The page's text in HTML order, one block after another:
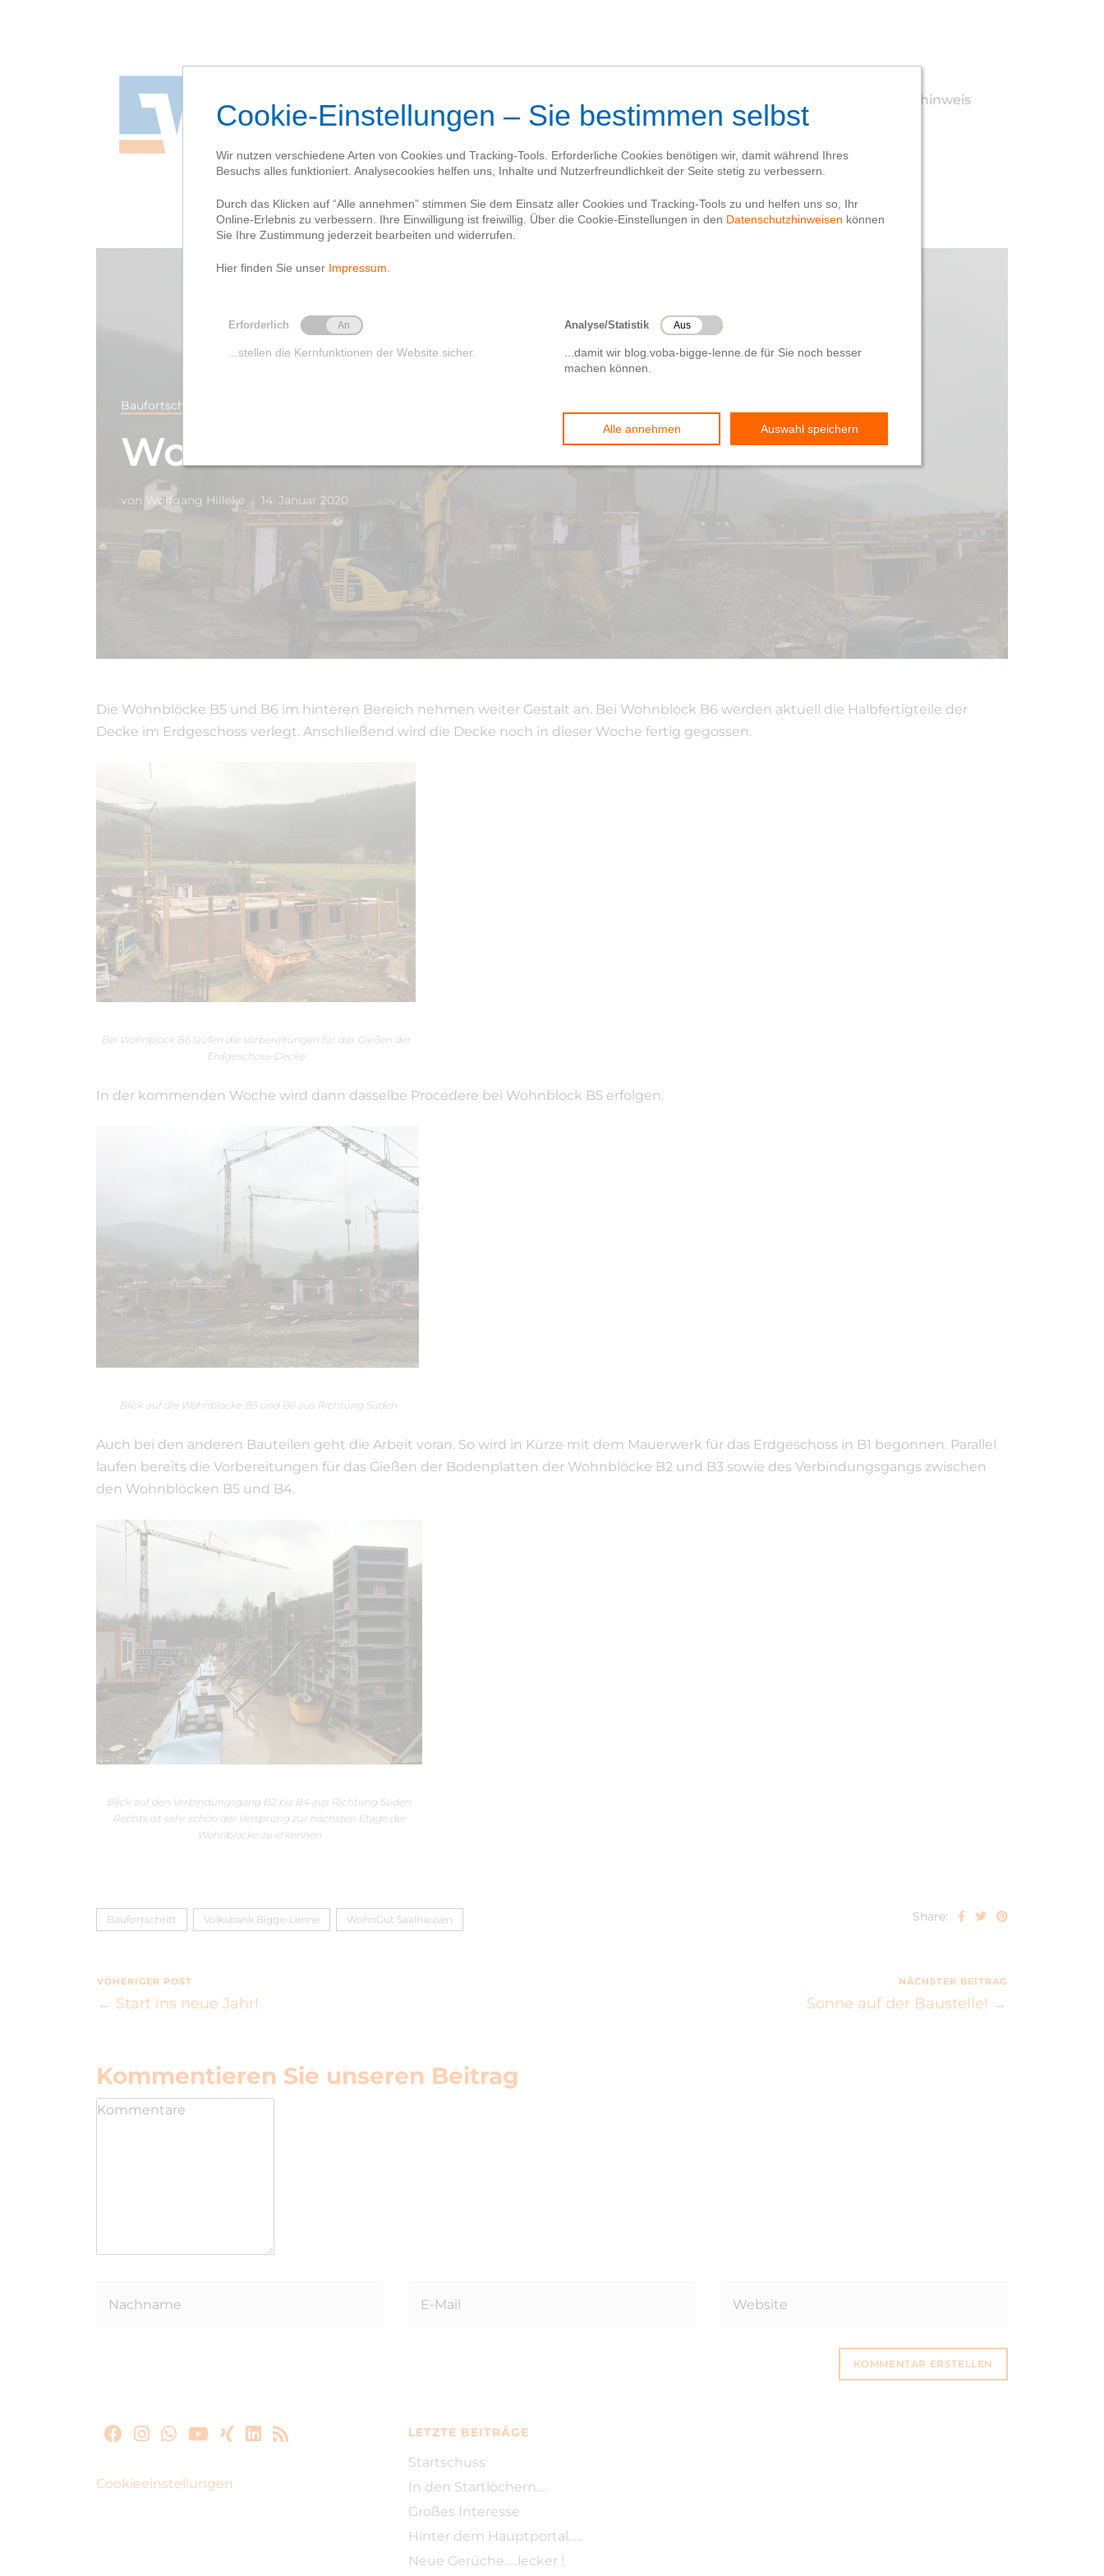
Datenschutzhinweis
Baufortschritt
Wohnblöcke B5 und B6 wachsen
von Wolfgang Hilleke 14. Januar 2020
Die Wohnblöcke B5 und B6 im hinteren Bereich nehmen weiter Gestalt an. Bei Wohnblock B6 werden aktuell die Halbfertigteile der
Decke im Erdgeschoss verlegt. Anschließend wird die Decke noch in dieser Woche fertig gegossen.
Bei Wohnblock B6 laufen die Vorbereitungen für das Gießen der
Erdgeschoss-Decke
In der kommenden Woche wird dann dasselbe Procedere bei Wohnblock B5 erfolgen.
Blick auf die Wohnblöcke B5 und B6 aus Richtung Süden
Auch bei den anderen Bauteilen geht die Arbeit voran. So wird in Kürze mit dem Mauerwerk für das Erdgeschoss in B1 begonnen. Parallel
laufen bereits die Vorbereitungen für das Gießen der Bodenplatten der Wohnblöcke B2 und B3 sowie des Verbindungsgangs zwischen
den Wohnblöcken B5 und B4.
Blick auf den Verbindungsgang B2 bis B4 aus Richtung Süden.
Rechts ist sehr schön der Versprung zur nächsten Etage der
Wohnblöcke zu erkennen
Baufortschritt Volksbank Bigge-Lenne WohnGut Saalhausen Share:
VOHERIGER POST
← Start ins neue Jahr!
NÄCHSTER BEITRAG
Sonne auf der Baustelle! →
Kommentieren Sie unseren Beitrag
Cookieeinstellungen
LETZTE BEITRÄGE
Startschuss
In den Startlöchern….
Großes Interesse
Hinter dem Hauptportal…..
Neue Gerüche…..lecker !